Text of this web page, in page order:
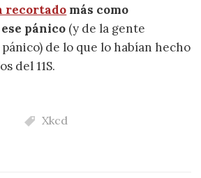
recortado más como
pánico (y de la gente
de lo que lo habían hecho
del 11S.
Xkcd